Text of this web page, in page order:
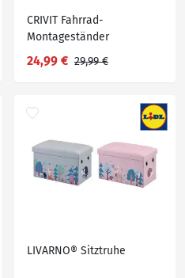
CRIVIT Fahrrad-
Montageständer
24,99 € 29,99 €
LIVARNO® Sitztruhe